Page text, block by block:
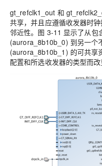
gt_refclk1_out 和
共享，并且应遵循收发器时
邻近性。图 3-11 显示了从包
(aurora_8b10b_0) 到另一个
(aurora_8b10b_1) 的可共享
配置和所选收发器的类型而改